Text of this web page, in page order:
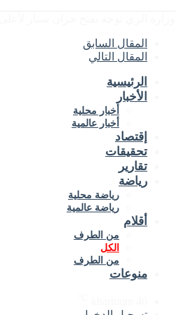
المقال السابق
المقال التالي
الرئيسية
الأخبار
أخبار محلية
أخبار عالمية
إقتصاد
تحقيقات
تقارير
رياضة
رياضة محلية
رياضة عالمية
أقلام
من الطرف
الكل
من الطرف
منوعات